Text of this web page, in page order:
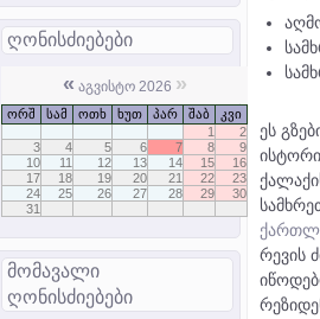
ღონისძიებები
« აგვისტო 2026 »
ორშ სამ ოთხ ხუთ პარ შაბ
კვი
1
2
3
4 5 6 7 8
9
10
11 12 13 14 15
16
17
18 19 20 21 22
23
24
25 26 27 28 29
30
31
მომავალი
ღონისძიებები
ეს
რევის